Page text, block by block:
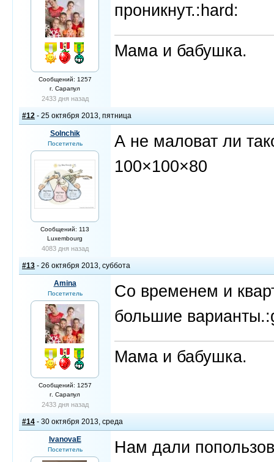
Сообщений: 1257
г. Сарапул
2433 дня назад
проникнут.:hard:
Мама и бабушка.
#12 - 25 октября 2013, пятница
Solnchik
Посетитель
Сообщений: 113
Luxembourg
4083 дня назад
А не маловат ли
100×100×80
#13 - 26 октября 2013, суббота
Amina
Посетитель
Сообщений: 1257
г. Сарапул
2433 дня назад
Со временем и
большие
Мама и бабушка.
#14 - 30 октября 2013, среда
IvanovaE
Посетитель
Нам дали